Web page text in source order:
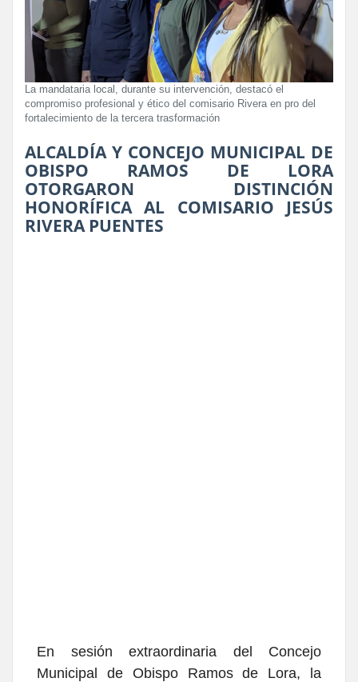
La mandataria local, durante su intervención, destacó el
compromiso profesional y ético del comisario Rivera en pro del
fortalecimiento de la tercera trasformación
ALCALDÍA Y CONCEJO MUNICIPAL DE
OBISPO RAMOS DE LORA
OTORGARON DISTINCIÓN
HONORÍFICA AL COMISARIO JESÚS
RIVERA PUENTES
En sesión extraordinaria del Concejo
Municipal de Obispo Ramos de Lora, la